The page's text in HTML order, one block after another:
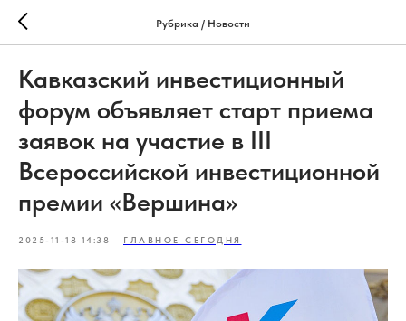
Рубрика / Новости
Кавказский инвестиционный
форум объявляет старт приема
заявок на участие в III
Всероссийской инвестиционной
премии «Вершина»
2025-11-18 14:38 ГЛАВНОЕ СЕГОДНЯ